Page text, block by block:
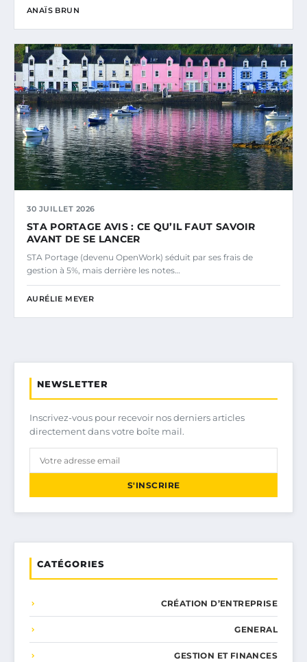
ANAÏS BRUN
30 JUILLET 2026
STA PORTAGE AVIS : CE QU’IL FAUT SAVOIR
AVANT DE SE LANCER
STA Portage (devenu OpenWork) séduit par ses frais de
gestion à 5%, mais derrière les notes…
AURÉLIE MEYER
NEWSLETTER
Inscrivez-vous pour recevoir nos derniers articles
directement dans votre boîte mail.
S'INSCRIRE
CATÉGORIES
CRÉATION D’ENTREPRISE
GENERAL
GESTION ET FINANCES